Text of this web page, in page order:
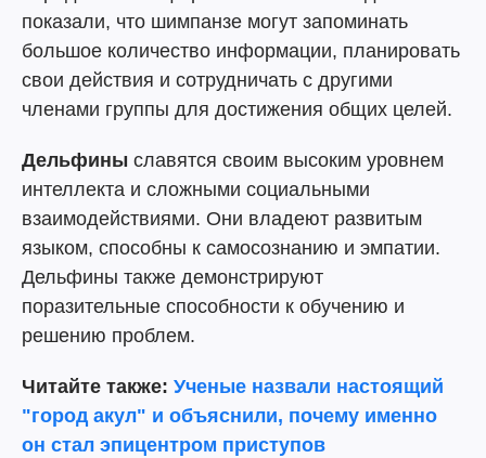
показали, что шимпанзе могут запоминать
большое количество информации, планировать
свои действия и сотрудничать с другими
членами группы для достижения общих целей.
Дельфины славятся своим высоким уровнем
интеллекта и сложными социальными
взаимодействиями. Они владеют развитым
языком, способны к самосознанию и эмпатии.
Дельфины также демонстрируют
поразительные способности к обучению и
решению проблем.
Читайте также: Ученые назвали настоящий
"город акул" и объяснили, почему именно
он стал эпицентром приступов